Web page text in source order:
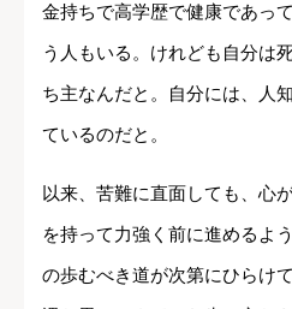
金持ちで高学歴で健康であっ
う人もいる。けれども自分は
ち主なんだと。自分には、人
ているのだと。
以来、苦難に直面しても、心
を持って力強く前に進めるよ
の歩むべき道が次第にひらけ